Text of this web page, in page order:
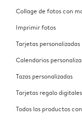
Collage de fotos con
Imprimir fotos
Tarjetas personalizadas
Calendarios
Tazas personalizadas
Tarjetas regalo digitales
Todos los productos